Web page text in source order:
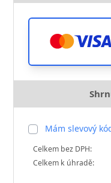
Mám slevový
Celkem bez DPH:
Celkem k úhradě: